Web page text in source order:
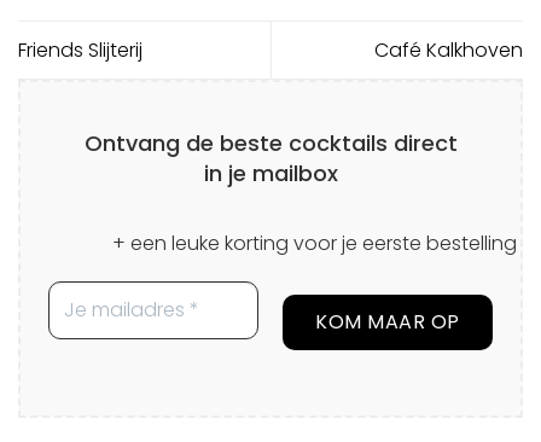
Friends Slijterij Café Kalkhoven
Ontvang de beste cocktails direct
in je mailbox
+ een leuke korting voor je eerste bestelling